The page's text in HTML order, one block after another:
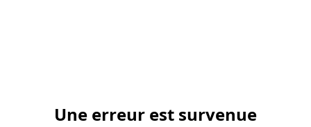
Une erreur est survenue